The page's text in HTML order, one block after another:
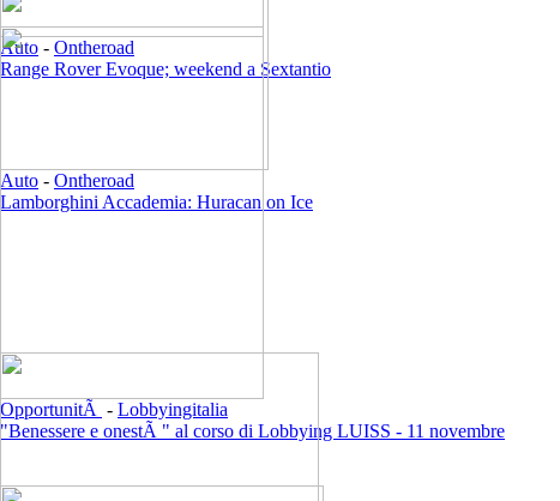
Auto - Ontheroad
Range Rover Evoque; weekend a Sextantio
Auto - Ontheroad
Lamborghini Accademia: Huracan on Ice
OpportunitÃ - Lobbyingitalia
"Benessere e onestÃ " al corso di Lobbying LUISS - 11 novembre